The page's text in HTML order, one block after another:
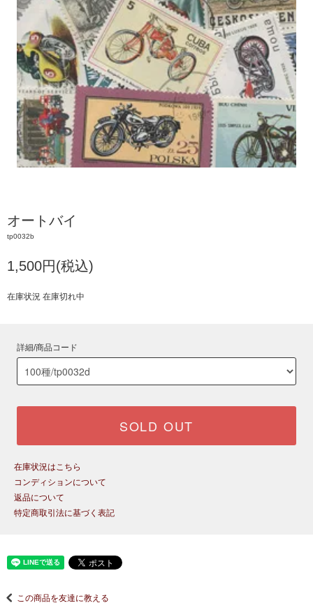
オートバイ
tp0032b
1,500円(税込)
在庫状況 在庫切れ中
詳細/商品コード
SOLD OUT
在庫状況はこちら
コンディションについて
返品について
特定商取引法に基づく表記
この商品を友達に教える